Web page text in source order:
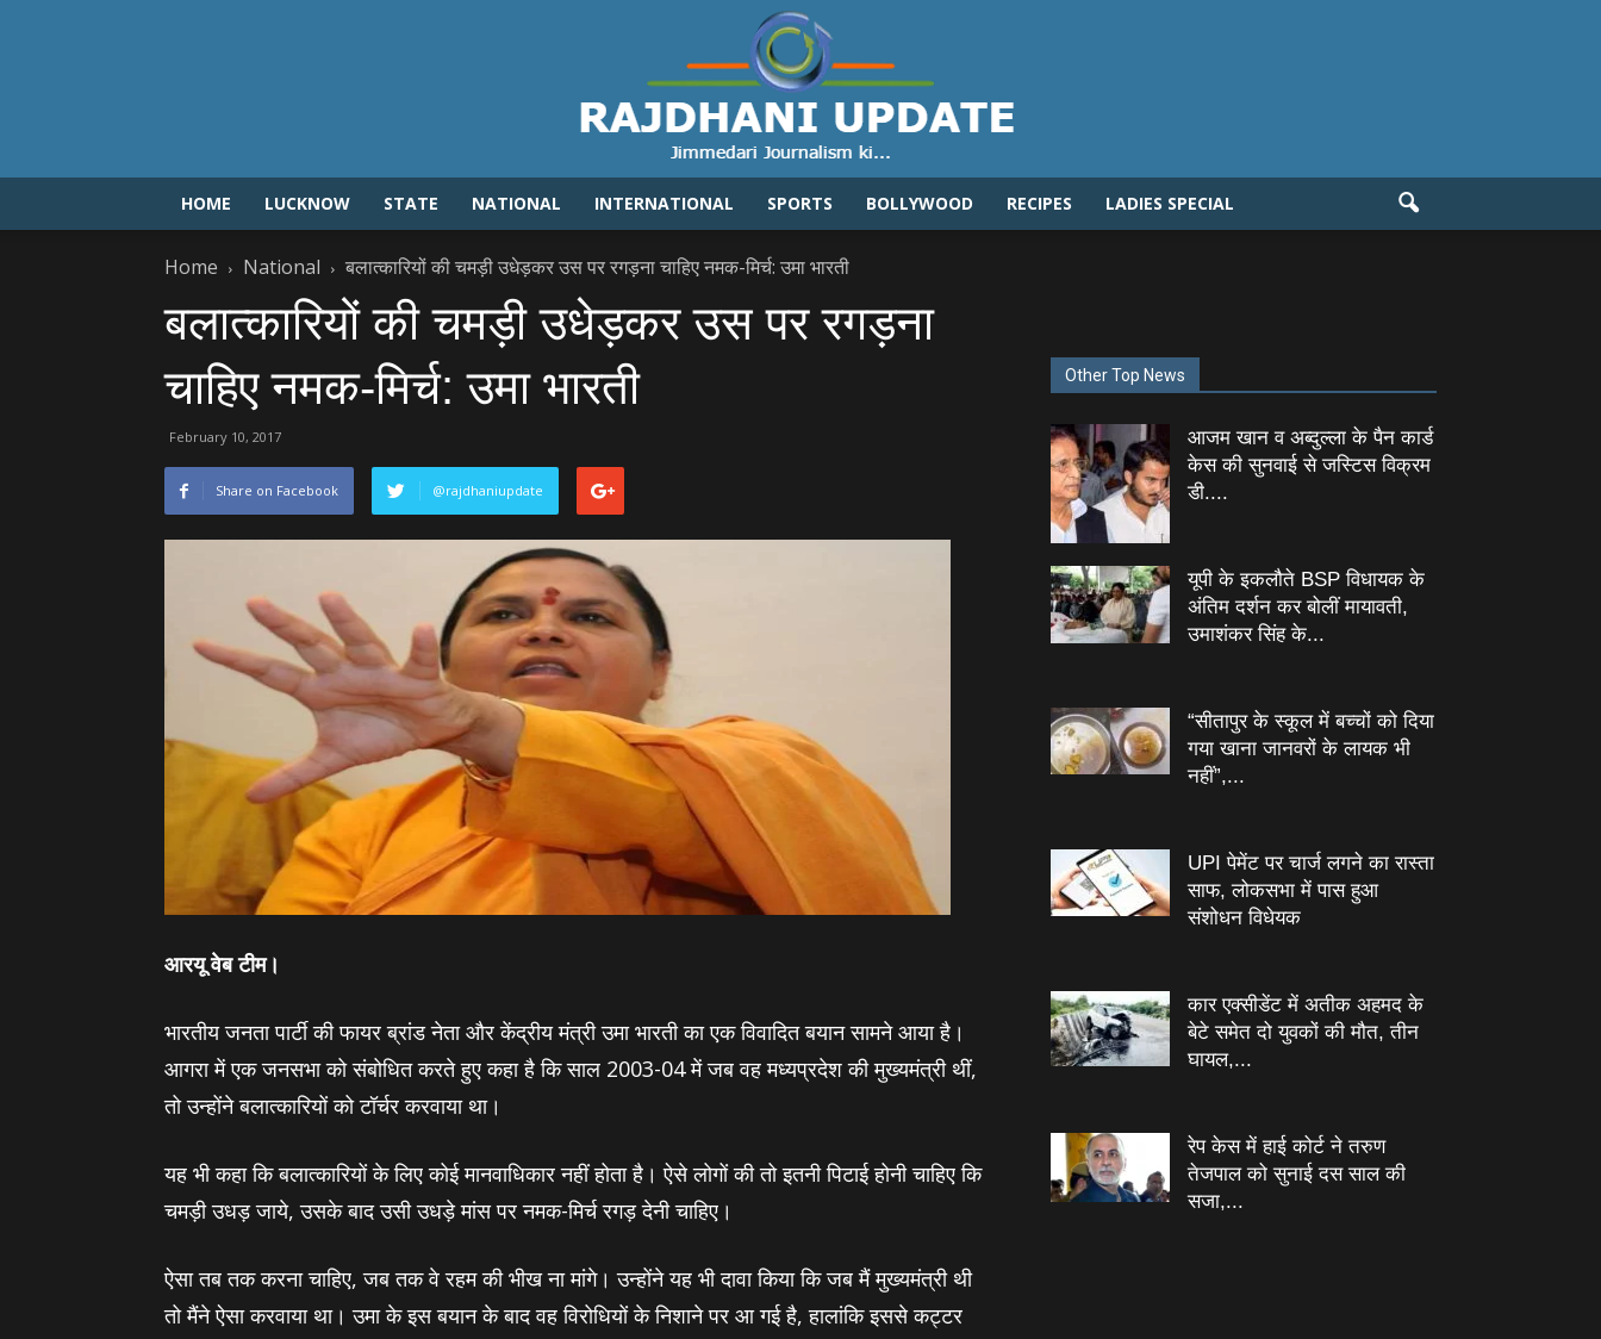
Rajdhaniupdate.com
HOME LUCKNOW STATE NATIONAL INTERNATIONAL SPORTS BOLLYWOOD RECIPES LADIES SPECIAL
Home National बलात्‍कारियों की चमड़ी उधेड़कर उस पर रगड़ना चाहिए नमक-मिर्च: उमा भारती
बलात्‍कारियों की चमड़ी उधेड़कर उस पर रगड़ना
चाहिए नमक-मिर्च: उमा भारती
February 10, 2017
Share on Facebook @rajdhaniupdate
आरयू वेब टीम।
भारतीय जनता पार्टी की फायर ब्रांड नेता और केंद्रीय मंत्री उमा भारती का एक विवादित बयान सामने आया है।
आगरा में एक जनसभा को संबोधित करते हुए कहा है कि साल 2003-04 में जब वह मध्यप्रदेश की मुख्यमंत्री थीं,
तो उन्होंने बलात्कारियों को टॉर्चर करवाया था।
यह भी कहा कि बलात्कारियों के लिए कोई मानवाधिकार नहीं होता है। ऐसे लोगों की तो इतनी पिटाई होनी चाहिए कि
चमड़ी उधड़ जाये, उसके बाद उसी उधड़े मांस पर नमक-मिर्च रगड़ देनी चाहिए।
ऐसा तब तक करना चाहिए, जब तक वे रहम की भीख ना मांगे। उन्‍होंने यह भी दावा किया कि जब मैं मुख्‍यमंत्री थी
तो मैंने ऐसा करवाया था। उमा के इस बयान के बाद वह विरोधियों के निशाने पर आ गई है, हालांकि इससे कट्टर
Other Top News
आजम खान व अब्दुल्ला के पैन कार्ड
केस की सुनवाई से जस्टिस विक्रम
डी....
यूपी के इकलौते BSP विधायक के
अंतिम दर्शन कर बोलीं मायावती,
उमाशंकर सिंह के...
“सीतापुर के स्‍कूल में बच्‍चों को दिया
गया खाना जानवरों के लायक भी
नहीं”,...
UPI पेमेंट पर चार्ज लगने का रास्ता
साफ, लोकसभा में पास हुआ
संशोधन विधेयक
कार एक्सीडेंट में अतीक अहमद के
बेटे समेत दो युवकों की मौत, तीन
घायल,...
रेप केस में हाई कोर्ट ने तरुण
तेजपाल को सुनाई दस साल की
सजा,...